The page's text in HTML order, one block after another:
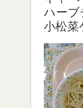
ハー
小松菜